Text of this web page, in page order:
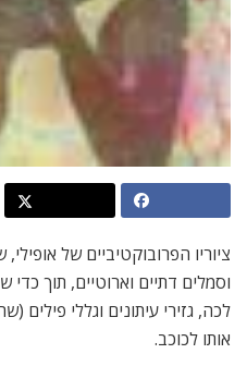
ציוריו הפרובוקטיביים של
וסמלים דתיים וארוטיים, תוך
לכה, גזירי עיתונים וגללי פילים
אותו לכוכב.